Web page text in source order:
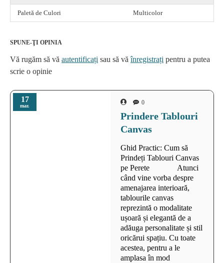
17
mar. 0
Prindere Tablouri
Canvas
Ghid Practic: Cum să
Prindeți Tablouri Canvas
pe Perete Atunci
când vine vorba despre
amenajarea interioară,
tablourile canvas
reprezintă o modalitate
ușoară și elegantă de a
adăuga personalitate și stil
oricărui spațiu. Cu toate
acestea, pentru a le
amplasa în mod
Paletă de Culori Multicolor
SPUNE-ŢI OPINIA
Vă rugăm să vă autentificați sau să văînregistrați pentru a putea
scrie o opinie